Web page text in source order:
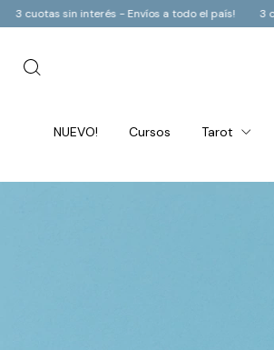
país! 3 cuotas sin interés - Envíos a todo el
NUEVO! Cursos Tarot